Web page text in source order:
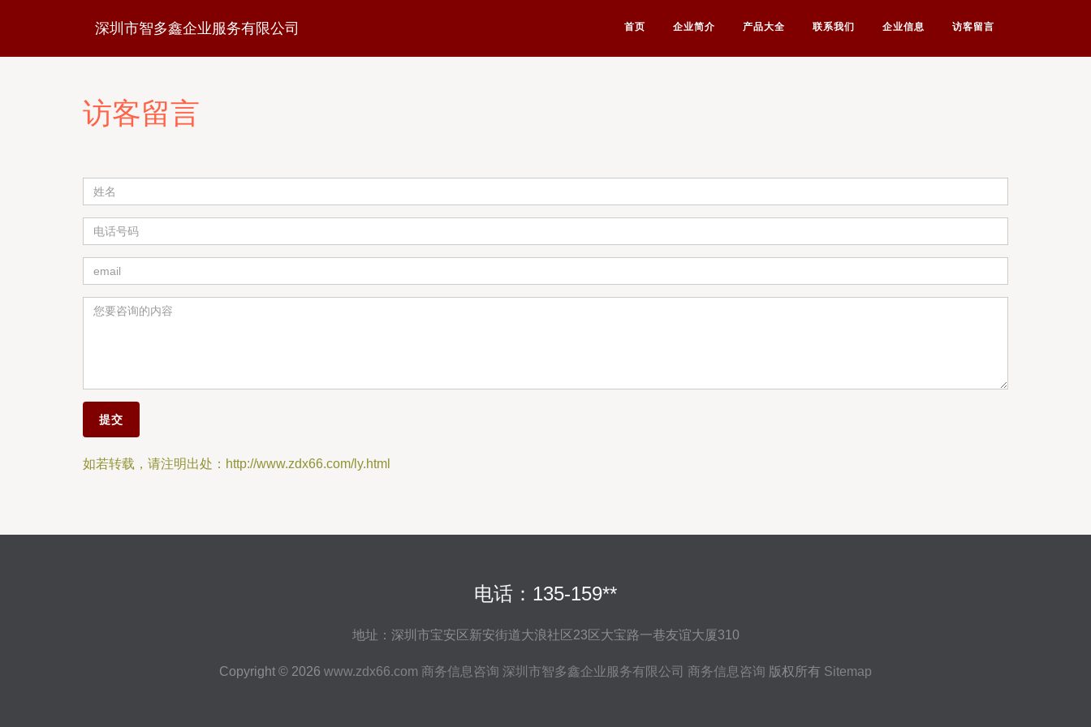
深圳市智多鑫企业服务有限公司 首页 企业简介 产品大全 联系我们 企业信息 访客留言
访客留言
如若转载，请注明出处：http://www.zdx66.com/ly.html
电话：135-159**
地址：深圳市宝安区新安街道大浪社区23区大宝路一巷友谊大厦310
Copyright © 2026 www.zdx66.com 商务信息咨询 深圳市智多鑫企业服务有限公司 商务信息咨询 版权所有 Sitemap